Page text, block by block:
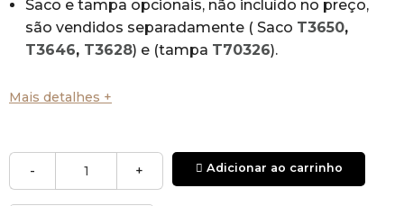
Saco e tampa opcionais, não incluído no preço,
são vendidos separadamente ( Saco T3650,
T3646, T3628) e (tampa T70326).
Carro multiuso em polipropileno e metal,
Ideal para reorganizar áreas médias-grandes
com problemas de espaço graças ao porta-
Mais detalhes +
- + Adicionar ao carrinho